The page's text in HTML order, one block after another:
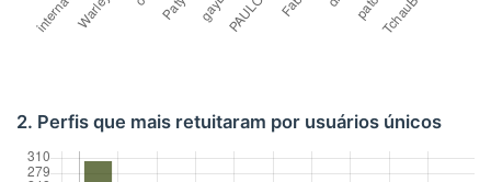
2. Perfis que mais retuitaram por usuários únicos